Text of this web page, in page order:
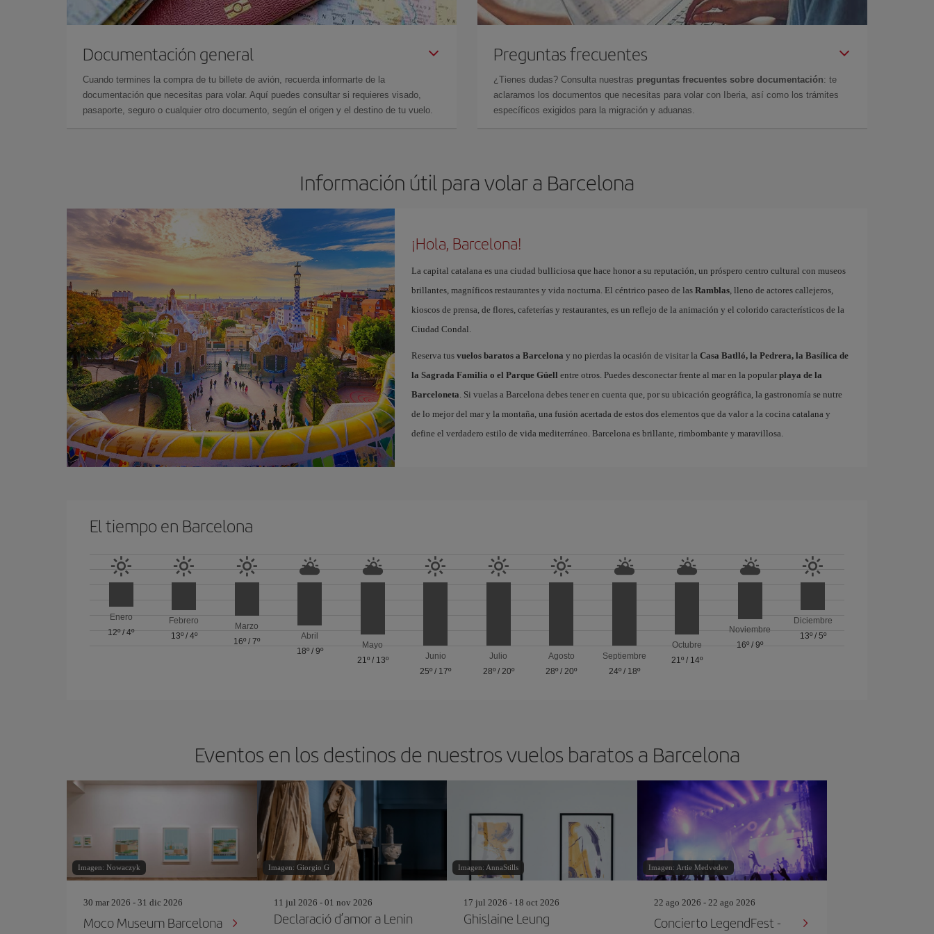
Documentación general
Cuando termines la compra de tu billete de avión, recuerda informarte de la
documentación que necesitas para volar. Aquí puedes consultar si requieres visado,
pasaporte, seguro o cualquier otro documento, según el origen y el destino de tu vuelo.
Preguntas frecuentes
¿Tienes dudas? Consulta nuestras preguntas frecuentes sobre documentación: te
aclaramos los documentos que necesitas para volar con Iberia, así como los trámites
específicos exigidos para la migración y aduanas.
Información útil para volar a Barcelona
¡Hola, Barcelona!
La capital catalana es una ciudad bulliciosa que hace honor a su reputación, un próspero centro cultural con museos
brillantes, magníficos restaurantes y vida nocturna. El céntrico paseo de las Ramblas, lleno de actores callejeros,
kioscos de prensa, de flores, cafeterías y restaurantes, es un reflejo de la animación y el colorido característicos de la
Ciudad Condal.
Reserva tus vuelos baratos a Barcelona y no pierdas la ocasión de visitar la Casa Batlló, la Pedrera, la Basílica de
la Sagrada Familia o el Parque Güell entre otros. Puedes desconectar frente al mar en la popular playa de la
Barceloneta. Si vuelas a Barcelona debes tener en cuenta que, por su ubicación geográfica, la gastronomía se nutre
de lo mejor del mar y la montaña, una fusión acertada de estos dos elementos que da valor a la cocina catalana y
define el verdadero estilo de vida mediterráneo. Barcelona es brillante, rimbombante y maravillosa.
El tiempo en Barcelona
Enero
12º/4º
Febrero
13º/ 4º
Marzo
16º /7º
Abril
18º/ 9º
Mayo
21º/ 13º
Junio
25º / 17º
Julio
28º/ 20º
Agosto
28º /20º
Septiembre
24º/ 18º
Octubre
21º / 14º
Noviembre
16º /9º
Diciembre
13º/ 5º
Eventos en los destinos de nuestros vuelos baratos a Barcelona
Imagen: Nowaczyk
30 mar 2026 - 31 dic 2026
Moco Museum Barcelona
Imagen: Giorgio G
11 jul 2026 - 01 nov 2026
Declaració d’amor a Lenin
Imagen: AnnaStills
17 jul 2026 - 18 oct 2026
Ghislaine Leung
Imagen: Artie Medvedev
22 ago 2026 - 22 ago 2026
Concierto LegendFest -